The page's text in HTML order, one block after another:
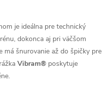
je ideálna pre technický
dokonca aj pri väčšom
má šnurovanie až do špičky pre
Vibram® poskytuje